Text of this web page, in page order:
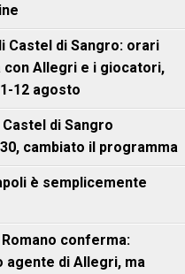
Castel di Sangro: orari
con Allegri e i giocatori,
12 agosto
di Sangro
cambiato il programma
è semplicemente
conferma:
agente di Allegri, ma